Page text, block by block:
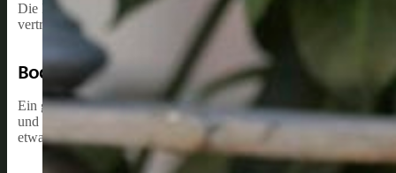
Die Dipladenia benötigt ausreichend Licht, um gut gedeihen zu
verträgt auch direkte Sonne, jedoch sollte sie vor der
Bodenbeschaffenheit
Ein gut durchlässiger und nährstoffreicher Boden ist
und Perlite eignet sich besonders gut, um eine optimale
etwa alle vier Wochen, sorgt für eine ausreichende